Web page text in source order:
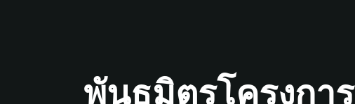
พันธมิตรโครงการ